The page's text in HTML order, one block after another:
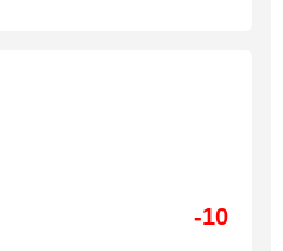
-10